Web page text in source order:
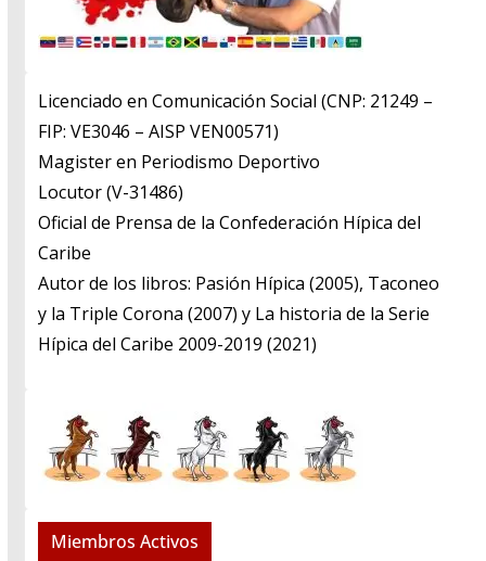
Licenciado en Comunicación Social (CNP: 21249 –
FIP: VE3046 – AISP VEN00571)
​Magister en Periodismo Deportivo
​Locutor (V-31486)
​Oficial de Prensa de la Confederación Hípica del
Caribe
​Autor de los libros: Pasión Hípica (2005), Taconeo
y la Triple Corona (2007) y La historia de la Serie
Hípica del Caribe 2009-2019 (2021)
Miembros Activos